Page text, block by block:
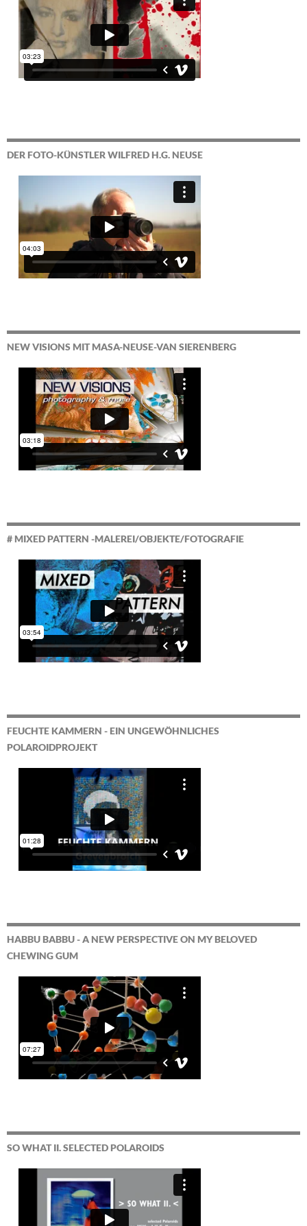
DER FOTO-KÜNSTLER WILFRED H.G. NEUSE
NEW VISIONS MIT MASA-NEUSE-VAN SIERENBERG
# MIXED PATTERN -MALEREI/OBJEKTE/FOTOGRAFIE
FEUCHTE KAMMERN - EIN UNGEWÖHNLICHES
POLAROIDPROJEKT
HABBU BABBU - A NEW PERSPECTIVE ON MY BELOVED
CHEWING GUM
SO WHAT II. SELECTED POLAROIDS